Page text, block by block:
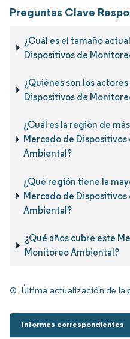
Preguntas Clave
¿Cuál es el tamaño
Dispositivos de
¿Quiénes son los
Dispositivos de
¿Cuál es la región de
Mercado de
Ambiental?
¿Qué región tiene la
Mercado de
Ambiental?
¿Qué años cubre este
Monitoreo Ambiental?
Última actualización de la
Informes correspondientes